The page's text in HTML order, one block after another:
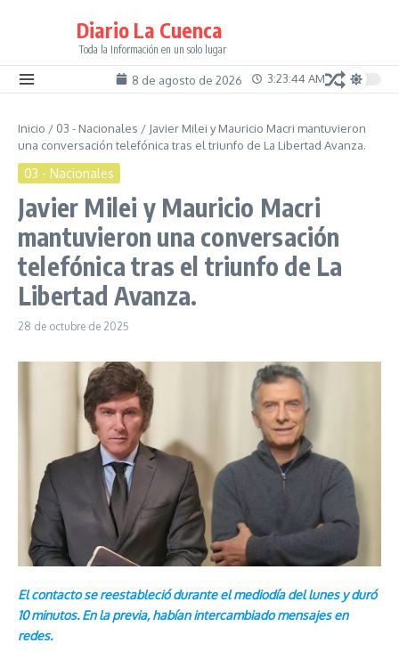
Diario La Cuenca
Toda la Información en un solo lugar
8 de agosto de 2026 3:23:44 AM
Inicio / 03 - Nacionales / Javier Milei y Mauricio Macri mantuvieron
una conversación telefónica tras el triunfo de La Libertad Avanza.
03 - Nacionales
Javier Milei y Mauricio Macri
mantuvieron una conversación
telefónica tras el triunfo de La
Libertad Avanza.
28 de octubre de 2025
El contacto se reestableció durante el mediodía del lunes y duró
10 minutos. En la previa, habían intercambiado mensajes en
redes.